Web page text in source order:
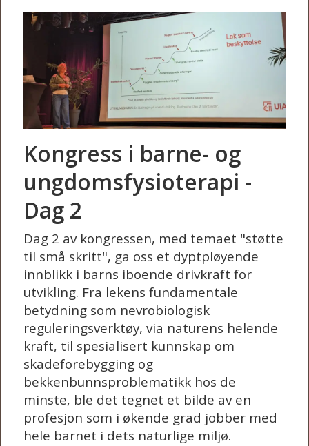
Kongress i barne- og
ungdomsfysioterapi -
Dag 2
Dag 2 av kongressen, med temaet "støtte
til små skritt", ga oss et dyptpløyende
innblikk i barns iboende drivkraft for
utvikling. Fra lekens fundamentale
betydning som nevrobiologisk
reguleringsverktøy, via naturens helende
kraft, til spesialisert kunnskap om
skadeforebygging og
bekkenbunnsproblematikk hos de
minste, ble det tegnet et bilde av en
profesjon som i økende grad jobber med
hele barnet i dets naturlige miljø.